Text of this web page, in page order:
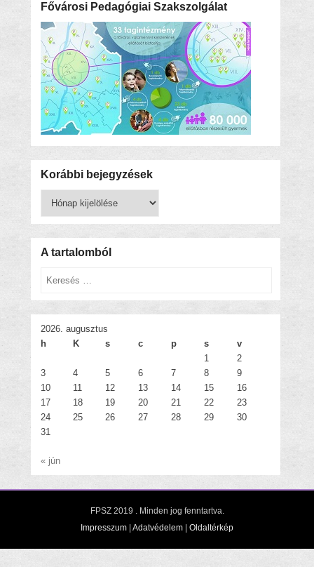
Fővárosi Pedagógiai Szakszolgálat
Korábbi bejegyzések
bejegyzések
A tartalomból
Keresés
2026. augusztus
h
K s c p s
v
1
2
3
4 5 6 7 8
9
10
11 12 13 14 15
16
17
18 19 20 21 22
23
24
25 26 27 28 29
30
31
« jún
FPSZ 2019
. Minden jog fenntartva.
Impresszum | Adatvédelem | Oldaltérkép